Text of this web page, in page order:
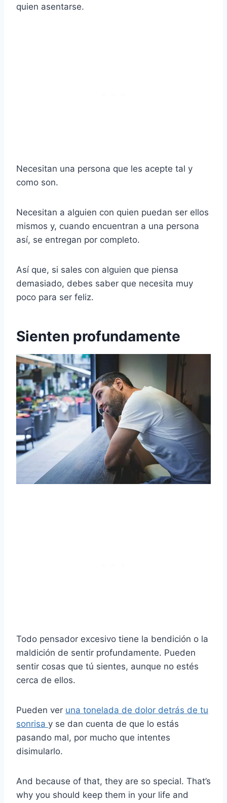
quien asentarse.
Necesitan una persona que les acepte tal y
como son.
Necesitan a alguien con quien puedan ser ellos
mismos y, cuando encuentran a una persona
así, se entregan por completo.
Así que, si sales con alguien que piensa
demasiado, debes saber que necesita muy
poco para ser feliz.
Sienten profundamente
Todo pensador excesivo tiene la bendición o la
maldición de sentir profundamente. Pueden
sentir cosas que tú sientes, aunque no estés
cerca de ellos.
Pueden ver una tonelada de dolor detrás de tu
sonrisa y se dan cuenta de que lo estás
pasando mal, por mucho que intentes
disimularlo.
And because of that, they are so special. That’s
why you should keep them in your life and